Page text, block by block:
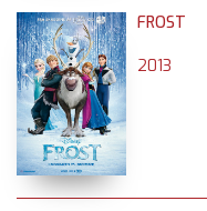
FROST
2013